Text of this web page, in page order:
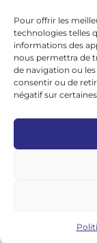
Pour offrir les
technologies telles
informations des
nous permettra de
de navigation ou
consentir ou de
négatif sur
Réseaux
google
facebook
twitter